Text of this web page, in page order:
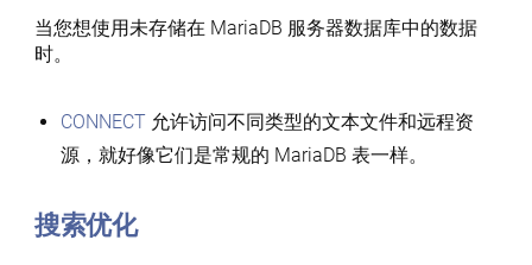
当您想使用未存储在 MariaDB 服务器数据库中的数据
时。
CONNECT允许访问不同类型的文本文件和远程资
源，就好像它们是常规的 MariaDB 表一样。
搜索优化